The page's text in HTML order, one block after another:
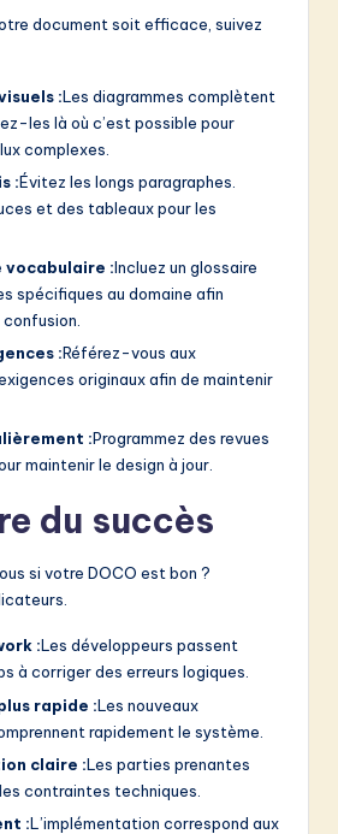
document soit efficace, suivez
:Les diagrammes complètent
les là où c’est possible pour
complexes.
:Évitez les longs paragraphes.
et des tableaux pour les
vocabulaire :Incluez un glossaire
spécifiques au domaine afin
:Référez-vous aux
originaux afin de maintenir
:Programmez des revues
maintenir le design à jour.
du succès
si votre DOCO est bon ?
:Les développeurs passent
à corriger des erreurs logiques.
rapide :Les nouveaux
rapidement le système.
claire :Les parties prenantes
contraintes techniques.
:L’implémentation correspond aux